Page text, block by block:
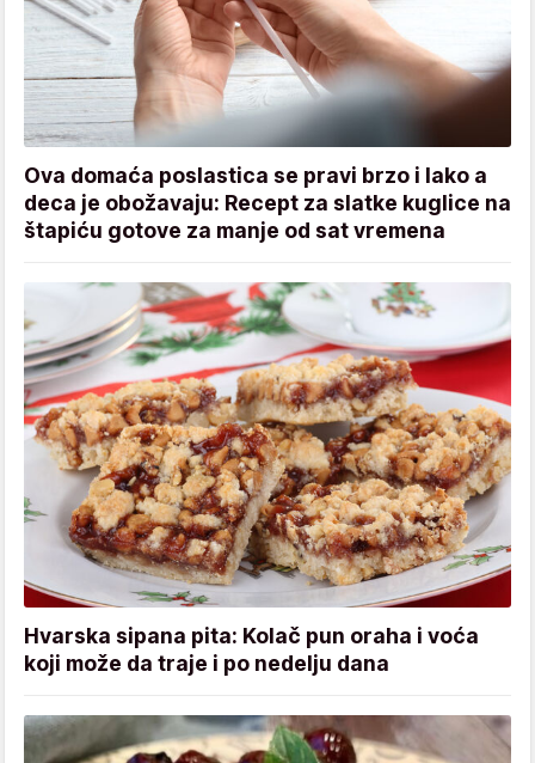
Ova domaća poslastica se pravi brzo i lako a
deca je obožavaju: Recept za slatke kuglice na
štapiću gotove za manje od sat vremena
Hvarska sipana pita: Kolač pun oraha i voća
koji može da traje i po nedelju dana